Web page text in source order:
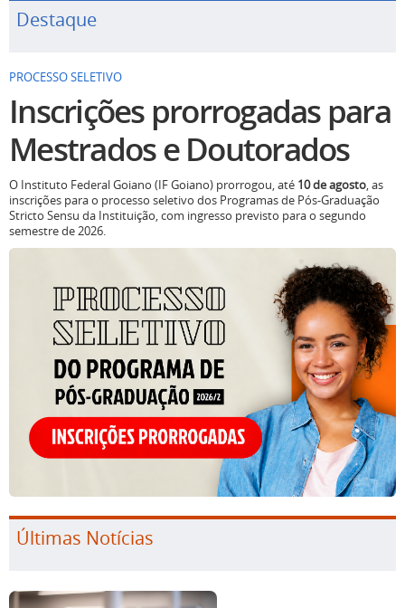
Destaque
PROCESSO SELETIVO
Inscrições prorrogadas para
Mestrados e Doutorados
O Instituto Federal Goiano (IF Goiano) prorrogou, até 10 de agosto, as
inscrições para o processo seletivo dos Programas de Pós-Graduação
Stricto Sensu da Instituição, com ingresso previsto para o segundo
semestre de 2026.
Últimas Notícias